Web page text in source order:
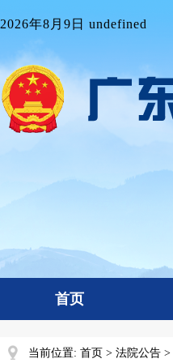
2026年8月9日 undefined
首页
当前位置: 首页 > 法院公告 >